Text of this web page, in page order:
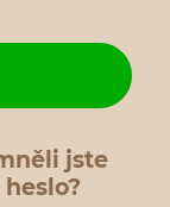
jste
heslo?